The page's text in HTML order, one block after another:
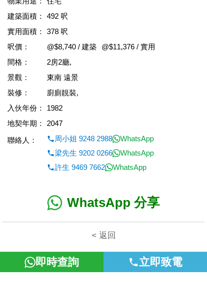
建築面積：
492 呎
實用面積：
378 呎
呎價：
@$8,740 / 建築
@$11,376 / 實用
間格：
2房2廳,
景觀：
東南 遠景
裝修：
廚廁靚裝,
入伙年份：
1982
地契年期：
2047
聯絡人：
周小姐 9248 2988
WhatsApp
梁先生 9202 0266
WhatsApp
許生 9469 7662
WhatsApp
WhatsApp 分享
< 返回
即時查詢 立即致電
本網頁所提供資料僅作參考用途。若因錯漏而引致任何不便或損
失，富裕地產概不負責。